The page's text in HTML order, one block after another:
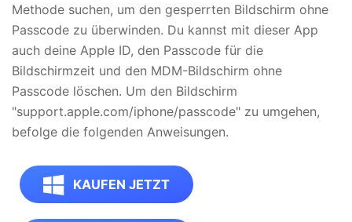
Methode suchen, um den gesperrten Bildschirm ohne
Passcode zu überwinden. Du kannst mit dieser App
auch deine Apple ID, den Passcode für die
Bildschirmzeit und den MDM-Bildschirm ohne
Passcode löschen. Um den Bildschirm
"support.apple.com/iphone/passcode" zu umgehen,
befolge die folgenden Anweisungen.
KAUFEN JETZT